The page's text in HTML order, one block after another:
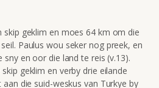
skip geklim en moes 64 km om die
Paulus wou seker nog preek, en
en oor die land te reis (v.13).
geklim en verby drie eilande
die suid-weskus van Turkye by